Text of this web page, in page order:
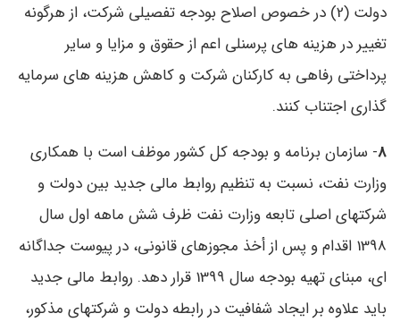
دولت (2) در خصوص اصلاح بودجه تفصیلی شرکت، از هرگونه
تغییر در هزینه‌ های پرسنلی اعم از حقوق و مزایا و سایر
پرداختی رفاهی به کارکنان شرکت و کاهش هزینه‌ های سرمایه
‌گذاری اجتناب کنند.
8- سازمان برنامه و بودجه کل کشور موظف است با همکاری
وزارت نفت، نسبت به تنظیم روابط مالی جدید بین دولت و
شرکتهای اصلی تابعه وزارت نفت ظرف شش‌ ماهه اول سال
1398 اقدام و پس از أ‌خذ مجوزهای قانونی، در پیوست جداگانه
‌ای، مبنای تهیه بودجه سال 1399 قرار دهد. روابط مالی جدید
باید علاوه بر ایجاد شفافیت در رابطه دولت و شرکتهای مذکور،